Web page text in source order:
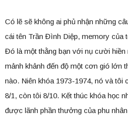
Có lẽ sẽ không ai phủ nhận những
cái tên Trần Đình Diệp, memory của
Đó là một thằng bạn với nụ cười hiền
mảnh khảnh đến độ một cơn gió lớn
nào. Niên khóa 1973-1974, nó và tôi
8/1, còn tôi 8/10. Kết thúc khóa học
được lãnh phần thưởng của phu